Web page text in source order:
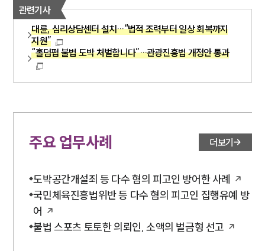
관련기사
대륜, 심리상담센터 설치…“법적 조력부터 일상 회복까지
지원”
“홀덤펍 불법 도박 처벌합니다”…관광진흥법 개정안 통과
주요 업무사례 더보기
도박공간개설죄 등 다수 혐의 피고인 방어한 사례
국민체육진흥법위반 등 다수 혐의 피고인 집행유예 방
어
불법 스포츠 토토한 의뢰인, 소액의 벌금형 선고